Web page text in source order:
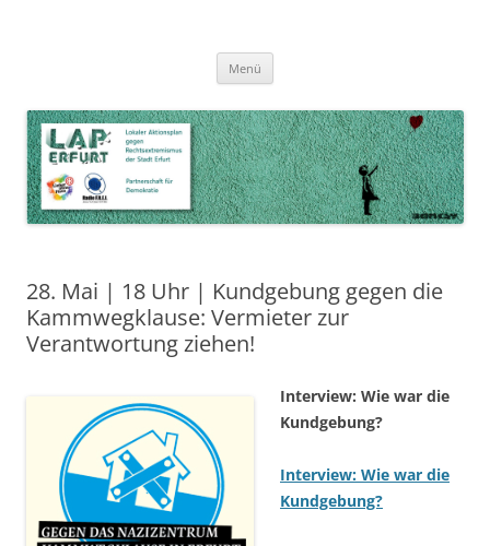
Lokaler Aktionsplan gegen Rechtsextremismus der Stadt Erfurt – Zur
Stärkung der Vielfalt, Toleranz und Demokratie
Menü
28. Mai | 18 Uhr | Kundgebung gegen die
Kammwegklause: Vermieter zur
Verantwortung ziehen!
Interview: Wie war die
Kundgebung?
Interview: Wie war die
Kundgebung?